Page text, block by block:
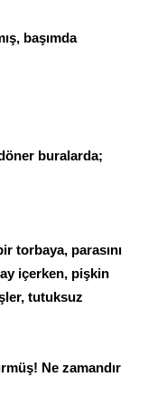
başımda
buralarda;
torbaya, parasını
içerken, pişkin
tutuksuz
Ne zamandır